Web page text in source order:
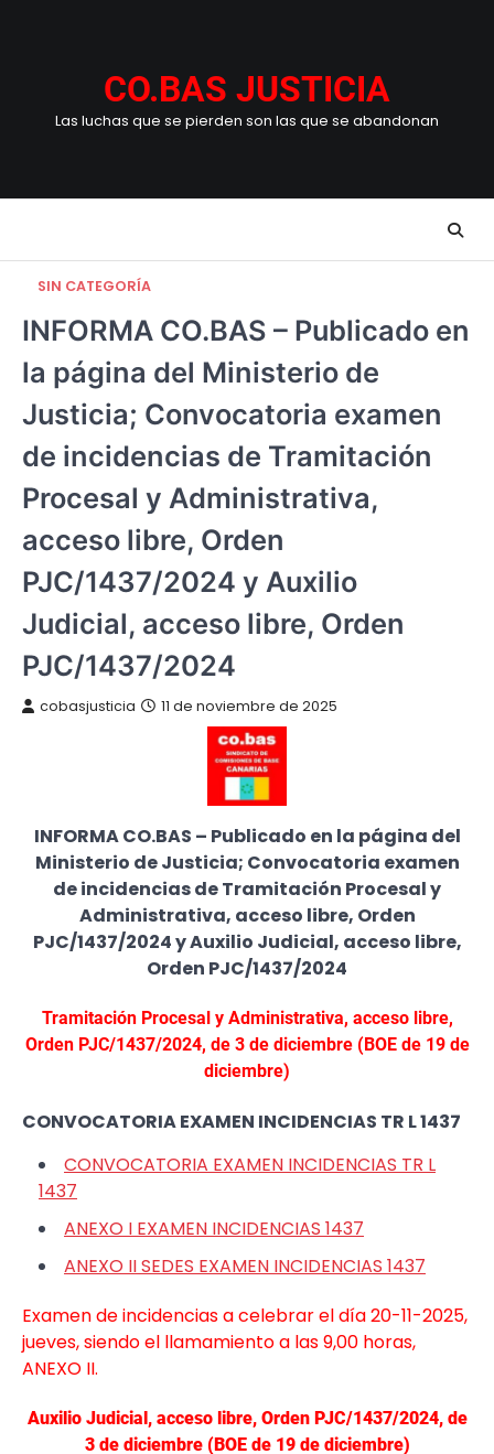
CO.BAS JUSTICIA
Las luchas que se pierden son las que se abandonan
SIN CATEGORÍA
INFORMA CO.BAS – Publicado en
la página del Ministerio de
Justicia; Convocatoria examen
de incidencias de Tramitación
Procesal y Administrativa,
acceso libre, Orden
PJC/1437/2024 y Auxilio
Judicial, acceso libre, Orden
PJC/1437/2024
cobasjusticia 11 de noviembre de 2025
INFORMA CO.BAS – Publicado en la página del
Ministerio de Justicia; Convocatoria examen
de incidencias de Tramitación Procesal y
Administrativa, acceso libre, Orden
PJC/1437/2024 yAuxilio Judicial, acceso libre,
Orden PJC/1437/2024
Tramitación Procesal y Administrativa, acceso libre,
Orden PJC/1437/2024, de 3 de diciembre (BOE de 19 de
diciembre)
CONVOCATORIA EXAMEN INCIDENCIAS TR L 1437
CONVOCATORIA EXAMEN INCIDENCIAS TR L
1437
ANEXO I EXAMEN INCIDENCIAS 1437
ANEXO II SEDES EXAMEN INCIDENCIAS 1437
Examen de incidencias a celebrar el día 20-11-2025,
jueves, siendo el llamamiento a las 9,00 horas,
ANEXO II.
Auxilio Judicial, acceso libre, Orden PJC/1437/2024, de
3 de diciembre (BOE de 19 de diciembre)